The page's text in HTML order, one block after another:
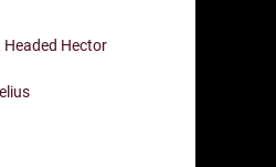
Headed Hector